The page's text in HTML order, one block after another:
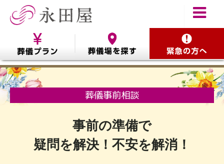
葬儀事前相談
事前の準備で
疑問を解決！不安を解消！